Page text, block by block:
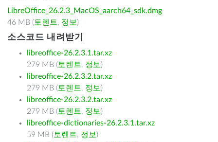
LibreOffice_26.2.3_MacOS_aarch64_sdk.dmg
46 MB ( 토렌트, 정보 )
소스코드 내려받기
libreoffice-26.2.3.1.tar.xz
279 MB ( 토렌트, 정보 )
libreoffice-26.2.3.2.tar.xz
279 MB ( 토렌트, 정보 )
libreoffice-26.2.3.2.tar.xz
279 MB ( 토렌트, 정보 )
libreoffice-dictionaries-26.2.3.1.tar.xz
59 MB ( 토렌트, 정보 )